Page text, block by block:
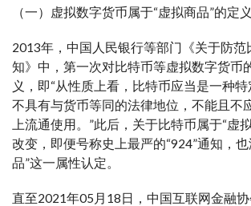
（一）虚拟数字货币属于“虚拟商品”的定
2013年，中国人民银行等部门《关于防范
知》中，第一次对比特币等虚拟数字货币
义，即“从性质上看，比特币应当是一种特
不具有与货币等同的法律地位，不能且不
上流通使用。”此后，关于比特币属于“虚
改变，即便号称史上最严的“924”通知，
品”这一属性认定。
直至2021年05月18日，中国互联网金融